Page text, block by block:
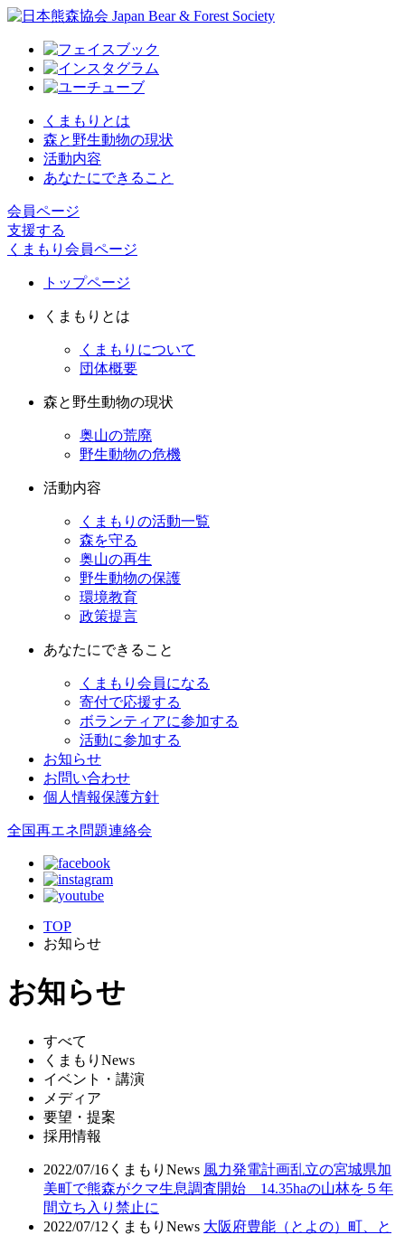
くまもりとは
森と野生動物の現状
活動内容
あなたにできること
会員ページ
支援する
くまもり会員ページ
トップページ
くまもりとは
くまもりについて
団体概要
森と野生動物の現状
奥山の荒廃
野生動物の危機
活動内容
くまもりの活動一覧
森を守る
奥山の再生
野生動物の保護
環境教育
政策提言
あなたにできること
くまもり会員になる
寄付で応援する
ボランティアに参加する
活動に参加する
お知らせ
お問い合わせ
個人情報保護方針
全国再エネ問題連絡会
TOP
お知らせ
お知らせ
すべて
くまもりNews
イベント・講演
メディア
要望・提案
採用情報
2022/07/16 くまもりNews 風力発電計画乱立の宮城県加
美町で熊森がクマ生息調査開始 14.35haの山林を５年
間立ち入り禁止に
2022/07/12 くまもりNews 大阪府豊能（とよの）町、と